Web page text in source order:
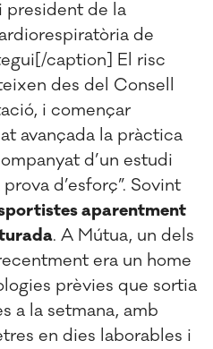
president de la
de
caption] El risc
des del Consell
i començar
avançada la pràctica
d’un estudi
d’esforç”. Sovint
aparentment
. A Mútua, un dels
era un home
prèvies que sortia
a la setmana, amb
en dies laborables i